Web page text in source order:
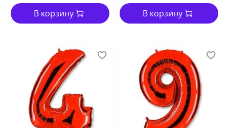
В корзину В корзину